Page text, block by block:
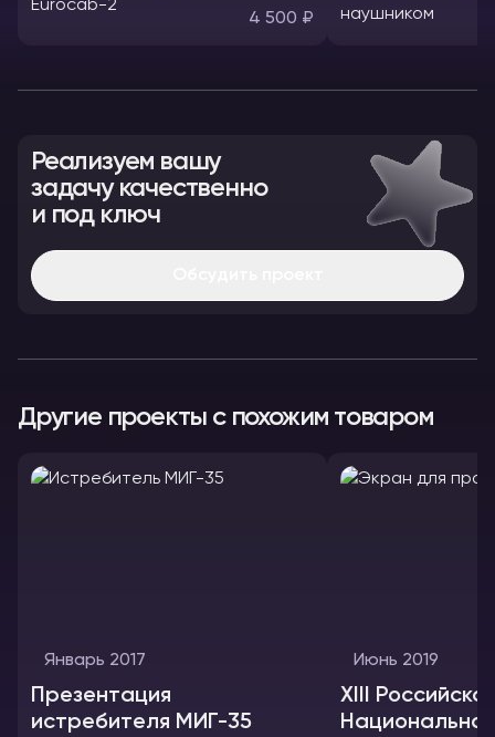
4 500 ₽
Реализуем вашу
задачу качественно
и под ключ
Другие проекты с похожим товаром
Январь 2017
Презентация
истребителя МИГ-35
Июнь 2019
XIII
Национальная